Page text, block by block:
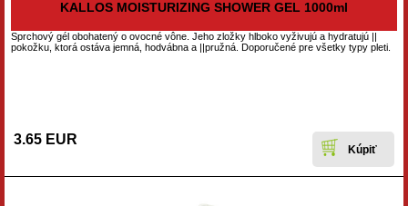
KALLOS MOISTURIZING SHOWER GEL 1000ml
Sprchový gél obohatený o ovocné vône. Jeho zložky hlboko vyživujú a hydratujú ||
pokožku, ktorá ostáva jemná, hodvábna a ||pružná. Doporučené pre všetky typy pleti.
3.65 EUR